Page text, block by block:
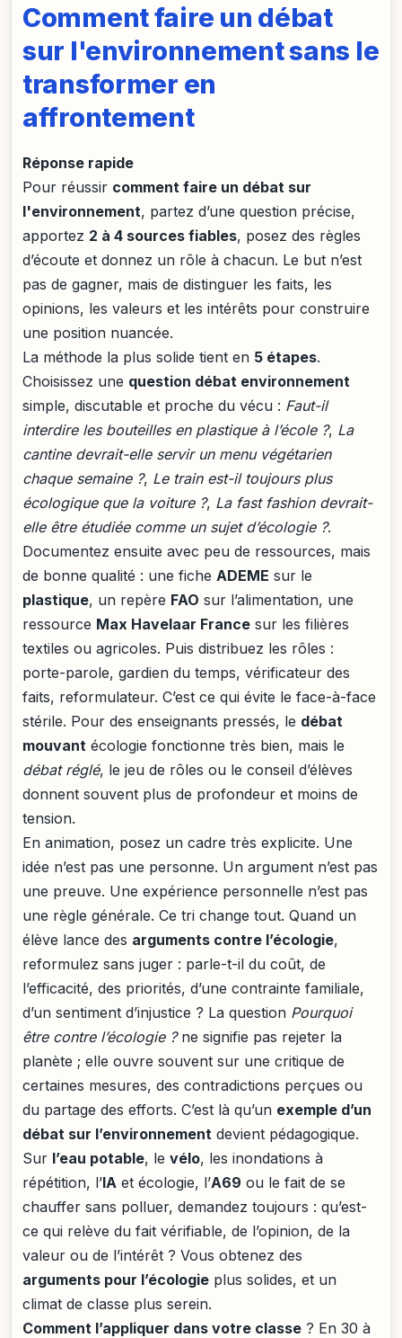
Comment faire un débat
sur l'environnement sans le
transformer en
affrontement
Réponse rapide
Pour réussir comment faire un débat sur
l'environnement, partez d’une question précise,
apportez 2 à 4 sources fiables, posez des règles
d’écoute et donnez un rôle à chacun. Le but n’est
pas de gagner, mais de distinguer les faits, les
opinions, les valeurs et les intérêts pour construire
une position nuancée.
La méthode la plus solide tient en 5 étapes.
Choisissez une question débat environnement
simple, discutable et proche du vécu : Faut-il
interdire les bouteilles en plastique à l’école ?, La
cantine devrait-elle servir un menu végétarien
chaque semaine ?, Le train est-il toujours plus
écologique que la voiture ?, La fast fashion devrait-
elle être étudiée comme un sujet d’écologie ?.
Documentez ensuite avec peu de ressources, mais
de bonne qualité : une fiche ADEME sur le
plastique, un repère FAO sur l’alimentation, une
ressource Max Havelaar France sur les filières
textiles ou agricoles. Puis distribuez les rôles :
porte-parole, gardien du temps, vérificateur des
faits, reformulateur. C’est ce qui évite le face-à-face
stérile. Pour des enseignants pressés, le débat
mouvant écologie fonctionne très bien, mais le
débat réglé, le jeu de rôles ou le conseil d’élèves
donnent souvent plus de profondeur et moins de
tension.
En animation, posez un cadre très explicite. Une
idée n’est pas une personne. Un argument n’est pas
une preuve. Une expérience personnelle n’est pas
une règle générale. Ce tri change tout. Quand un
élève lance des arguments contre l’écologie,
reformulez sans juger : parle-t-il du coût, de
l’efficacité, des priorités, d’une contrainte familiale,
d’un sentiment d’injustice ? La question Pourquoi
être contre l’écologie ?ne signifie pas rejeter la
planète ; elle ouvre souvent sur une critique de
certaines mesures, des contradictions perçues ou
du partage des efforts. C’est là qu’un exemple d’un
débat sur l’environnement devient pédagogique.
Sur l’eau potable, le vélo, les inondations à
répétition, l’IA et écologie, l’A69 ou le fait de se
chauffer sans polluer, demandez toujours : qu’est-
ce qui relève du fait vérifiable, de l’opinion, de la
valeur ou de l’intérêt ? Vous obtenez des
arguments pour l’écologie plus solides, et un
climat de classe plus serein.
Comment l’appliquer dans votre classe ? En 30 à